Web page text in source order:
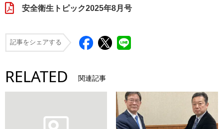
安全衛生トピック2025年8月号
記事をシェアする
RELATED 関連記事